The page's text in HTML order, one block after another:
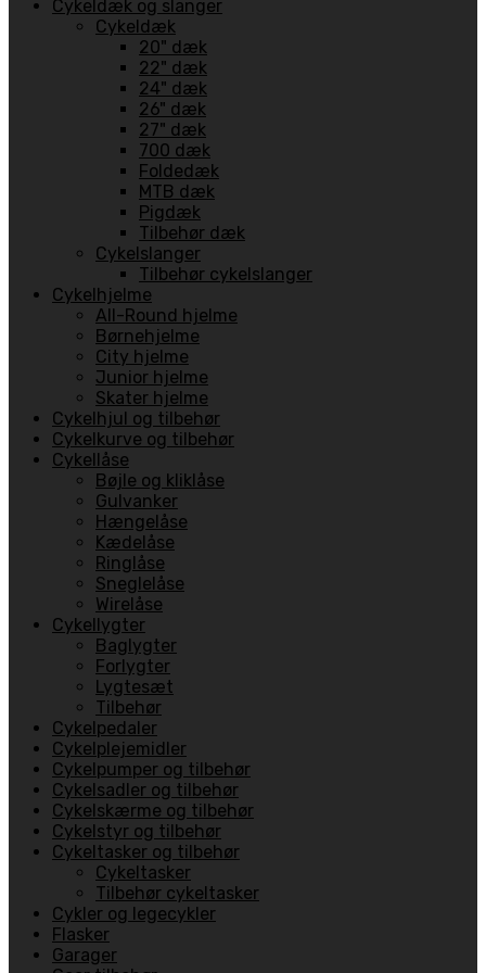
Cykeldæk og slanger
Cykeldæk
20" dæk
22" dæk
24" dæk
26" dæk
27" dæk
700 dæk
Foldedæk
MTB dæk
Pigdæk
Tilbehør dæk
Cykelslanger
Tilbehør cykelslanger
Cykelhjelme
All-Round hjelme
Børnehjelme
City hjelme
Junior hjelme
Skater hjelme
Cykelhjul og tilbehør
Cykelkurve og tilbehør
Cykellåse
Bøjle og kliklåse
Gulvanker
Hængelåse
Kædelåse
Ringlåse
Sneglelåse
Wirelåse
Cykellygter
Baglygter
Forlygter
Lygtesæt
Tilbehør
Cykelpedaler
Cykelplejemidler
Cykelpumper og tilbehør
Cykelsadler og tilbehør
Cykelskærme og tilbehør
Cykelstyr og tilbehør
Cykeltasker og tilbehør
Cykeltasker
Tilbehør cykeltasker
Cykler og legecykler
Flasker
Garager